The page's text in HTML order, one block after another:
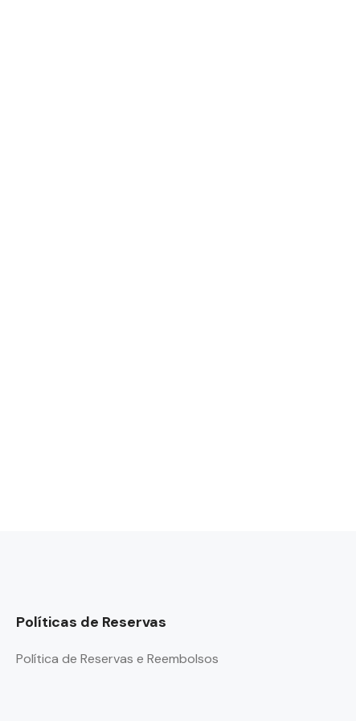
Políticas de Reservas
Política de Reservas e Reembolsos